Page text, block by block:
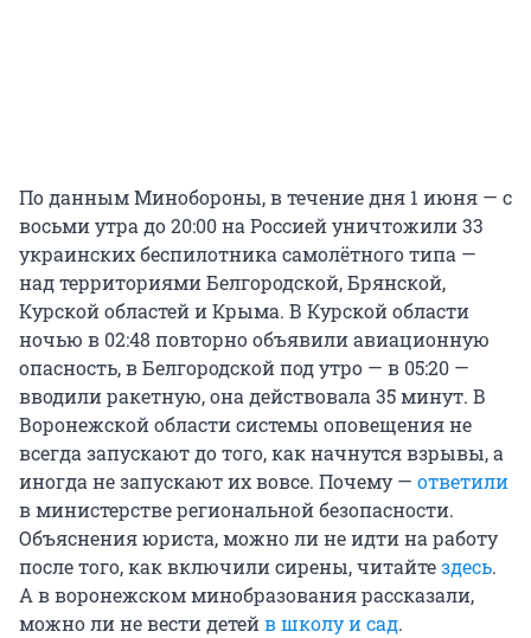
По данным Минобороны, в течение дня 1 июня — с
восьми утра до 20:00 на Россией уничтожили 33
украинских беспилотника самолётного типа —
над территориями Белгородской, Брянской,
Курской областей и Крыма. В Курской области
ночью в 02:48 повторно объявили авиационную
опасность, в Белгородской под утро — в 05:20 —
вводили ракетную, она действовала 35 минут. В
Воронежской области системы оповещения не
всегда запускают до того, как начнутся взрывы, а
иногда не запускают их вовсе. Почему — ответили
в министерстве региональной безопасности.
Объяснения юриста, можно ли не идти на работу
после того, как включили сирены, читайтездесь.
А в воронежском минобразования рассказали,
можно ли не вести детейв школу и сад.